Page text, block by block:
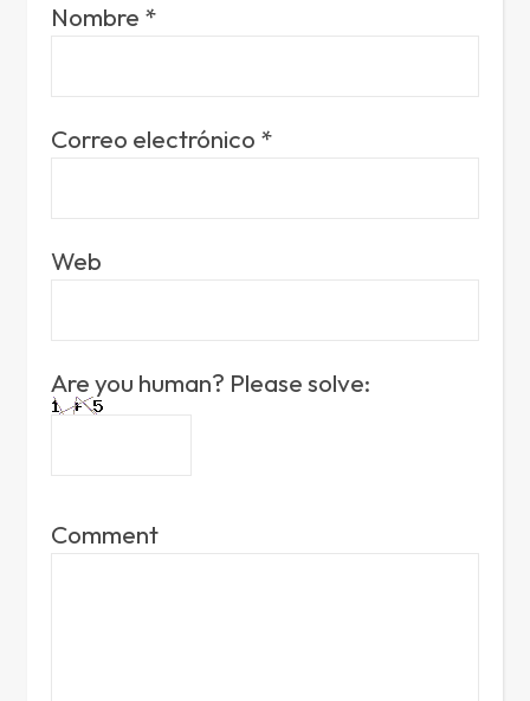
Nombre *
Correo electrónico *
Web
Are you human? Please solve:
Comment